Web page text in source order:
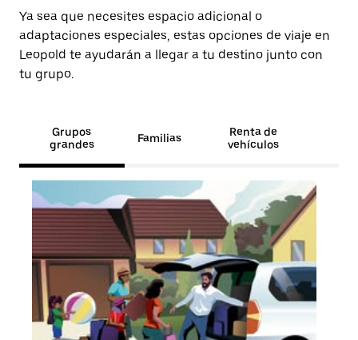
Ya sea que necesites espacio adicional o
adaptaciones especiales, estas opciones de viaje en
Leopold te ayudarán a llegar a tu destino junto con
tu grupo.
Grupos
grandes
Familias
Renta de
vehículos